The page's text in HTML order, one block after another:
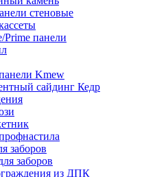
стеновые
панели
Kmew
сайдинг Кедр
заборов
заборов
из ДПК